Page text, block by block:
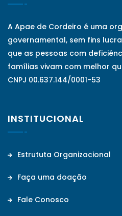
A Apae de Cordeiro é uma
governamental, sem fins
que as pessoas com
famílias vivam com melhor
CNPJ 00.637.144/0001-53
INSTITUCIONAL
Estrututa Organizacional
Faça uma doação
Fale Conosco